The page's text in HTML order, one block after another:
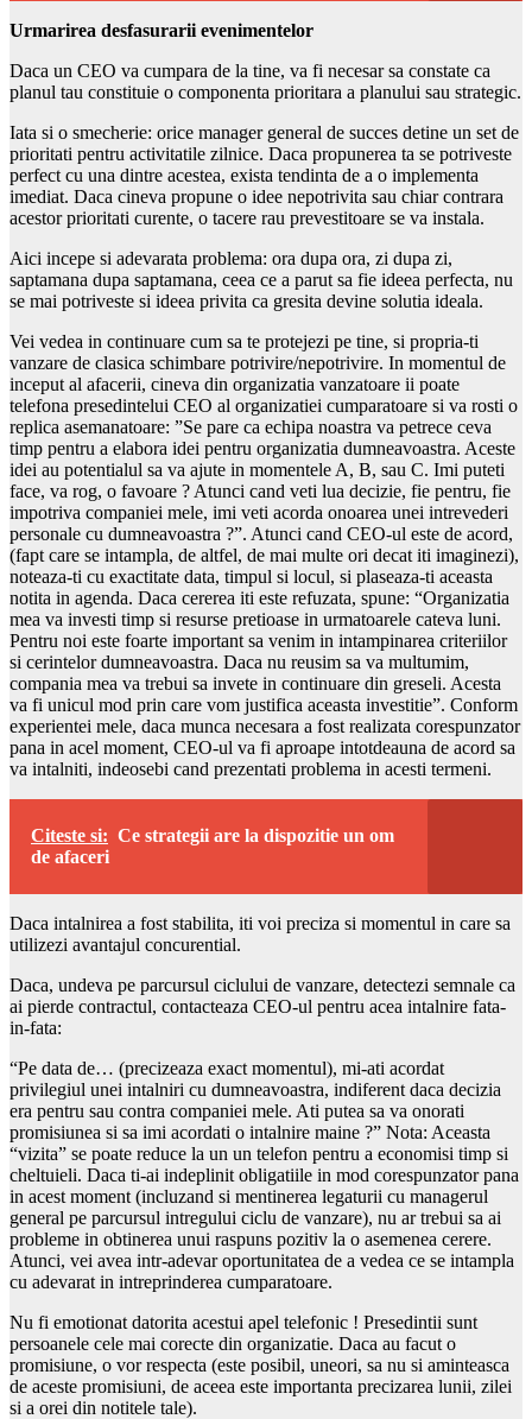
Urmarirea desfasurarii evenimentelor
Daca un CEO va cumpara de la tine, va fi necesar sa constate ca
planul tau constituie o componenta prioritara a planului sau strategic.
Iata si o smecherie: orice manager general de succes detine un set de
prioritati pentru activitatile zilnice. Daca propunerea ta se potriveste
perfect cu una dintre acestea, exista tendinta de a o implementa
imediat. Daca cineva propune o idee nepotrivita sau chiar contrara
acestor prioritati curente, o tacere rau prevestitoare se va instala.
Aici incepe si adevarata problema: ora dupa ora, zi dupa zi,
saptamana dupa saptamana, ceea ce a parut sa fie ideea perfecta, nu
se mai potriveste si ideea privita ca gresita devine solutia ideala.
Vei vedea in continuare cum sa te protejezi pe tine, si propria-ti
vanzare de clasica schimbare potrivire/nepotrivire. In momentul de
inceput al afacerii, cineva din organizatia vanzatoare ii poate
telefona presedintelui CEO al organizatiei cumparatoare si va rosti o
replica asemanatoare: ”Se pare ca echipa noastra va petrece ceva
timp pentru a elabora idei pentru organizatia dumneavoastra. Aceste
idei au potentialul sa va ajute in momentele A, B, sau C. Imi puteti
face, va rog, o favoare ? Atunci cand veti lua decizie, fie pentru, fie
impotriva companiei mele, imi veti acorda onoarea unei intrevederi
personale cu dumneavoastra ?”. Atunci cand CEO-ul este de acord,
(fapt care se intampla, de altfel, de mai multe ori decat iti imaginezi),
noteaza-ti cu exactitate data, timpul si locul, si plaseaza-ti aceasta
notita in agenda. Daca cererea iti este refuzata, spune: “Organizatia
mea va investi timp si resurse pretioase in urmatoarele cateva luni.
Pentru noi este foarte important sa venim in intampinarea criteriilor
si cerintelor dumneavoastra. Daca nu reusim sa va multumim,
compania mea va trebui sa invete in continuare din greseli. Acesta
va fi unicul mod prin care vom justifica aceasta investitie”. Conform
experientei mele, daca munca necesara a fost realizata corespunzator
pana in acel moment, CEO-ul va fi aproape intotdeauna de acord sa
va intalniti, indeosebi cand prezentati problema in acesti termeni.
Citeste si: Ce strategii are la dispozitie un om
de afaceri
Daca intalnirea a fost stabilita, iti voi preciza si momentul in care sa
utilizezi avantajul concurential.
Daca, undeva pe parcursul ciclului de vanzare, detectezi semnale ca
ai pierde contractul, contacteaza CEO-ul pentru acea intalnire fata-
in-fata:
“Pe data de… (precizeaza exact momentul), mi-ati acordat
privilegiul unei intalniri cu dumneavoastra, indiferent daca decizia
era pentru sau contra companiei mele. Ati putea sa va onorati
promisiunea si sa imi acordati o intalnire maine ?” Nota: Aceasta
“vizita” se poate reduce la un un telefon pentru a economisi timp si
cheltuieli. Daca ti-ai indeplinit obligatiile in mod corespunzator pana
in acest moment (incluzand si mentinerea legaturii cu managerul
general pe parcursul intregului ciclu de vanzare), nu ar trebui sa ai
probleme in obtinerea unui raspuns pozitiv la o asemenea cerere.
Atunci, vei avea intr-adevar oportunitatea de a vedea ce se intampla
cu adevarat in intreprinderea cumparatoare.
Nu fi emotionat datorita acestui apel telefonic ! Presedintii sunt
persoanele cele mai corecte din organizatie. Daca au facut o
promisiune, o vor respecta (este posibil, uneori, sa nu si aminteasca
de aceste promisiuni, de aceea este importanta precizarea lunii, zilei
si a orei din notitele tale).